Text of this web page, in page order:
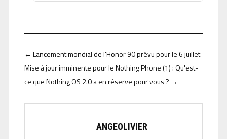
← Lancement mondial de l'Honor 90 prévu pour le 6 juillet
Mise à jour imminente pour le Nothing Phone (1) : Qu'est-
ce que Nothing OS 2.0 a en réserve pour vous ? →
ANGEOLIVIER